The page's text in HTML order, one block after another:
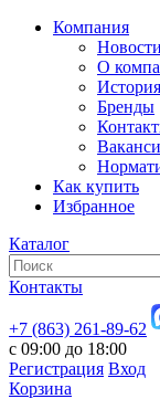
Компания
Новости
О
Бренды
Как купить
Избранное
Каталог
Контакты
+7 (863) 261-89-62
с 09:00 до 18:00
Регистрация Вход
Корзина